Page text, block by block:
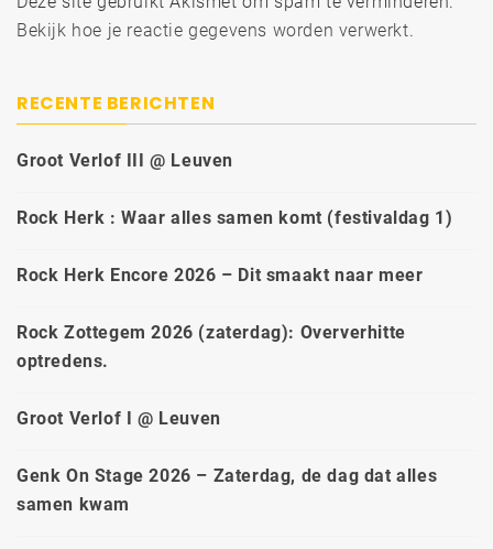
Bekijk hoe je reactie gegevens worden verwerkt.
RECENTE BERICHTEN
Groot Verlof III @ Leuven
Rock Herk : Waar alles samen komt (festivaldag 1)
Rock Herk Encore 2026 – Dit smaakt naar meer
Rock Zottegem 2026 (zaterdag): Oververhitte
optredens.
Groot Verlof I @ Leuven
Genk On Stage 2026 – Zaterdag, de dag dat alles
samen kwam